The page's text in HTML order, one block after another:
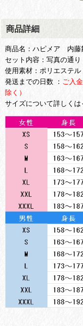
商品詳細
商品名：ハピメア 内
セット内容：写真の通り
使用素材：ポリエステル
発送までの日数 ： ご入
除く）
サイズについて詳しく